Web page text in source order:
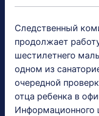
Следственный
продолжает
шестилетнего
одном из
очередной
отца ребенка в
Информационного